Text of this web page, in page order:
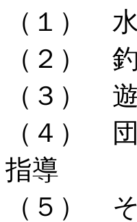
（１）
（２）
（３）
（４）
指導
（５）